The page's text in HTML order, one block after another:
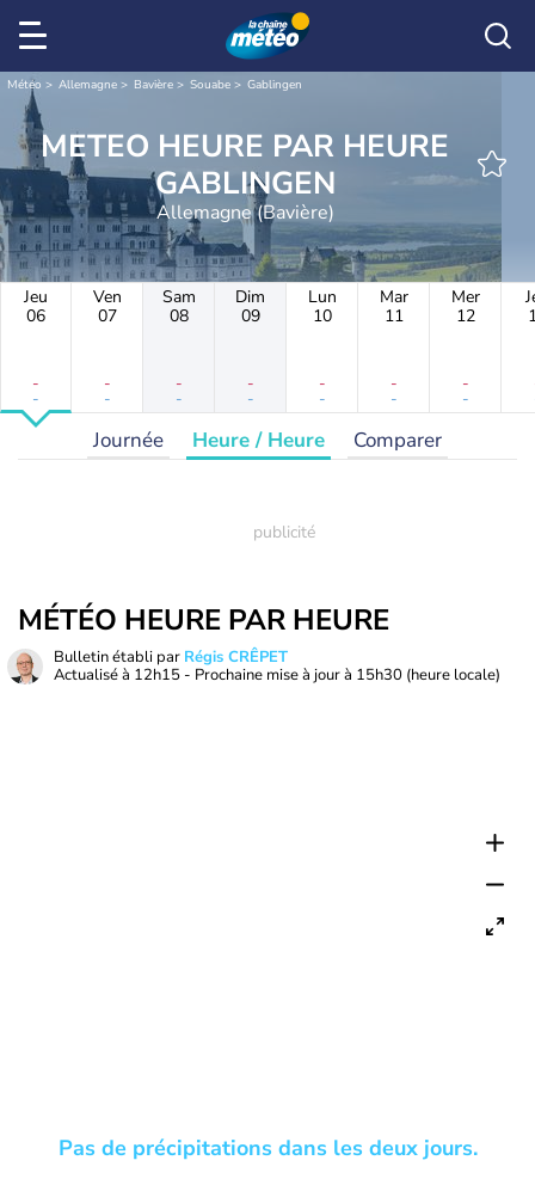
Météo Allemagne Bavière Souabe Gablingen
METEO HEURE PAR HEURE
GABLINGEN
Allemagne (Bavière)
Jeu
06
-
-
Ven
07
-
-
Sam
08
-
-
Dim
09
-
-
Lun
10
-
-
Mar
11
-
-
Mer
12
-
-
Journée Heure / Heure Comparer
MÉTÉO HEURE PAR HEURE
Bulletin établi par Régis CRÊPET
Actualisé à 12h15 - Prochaine mise à jour à 15h30 (heure locale)
Pas de précipitations dans les deux jours.